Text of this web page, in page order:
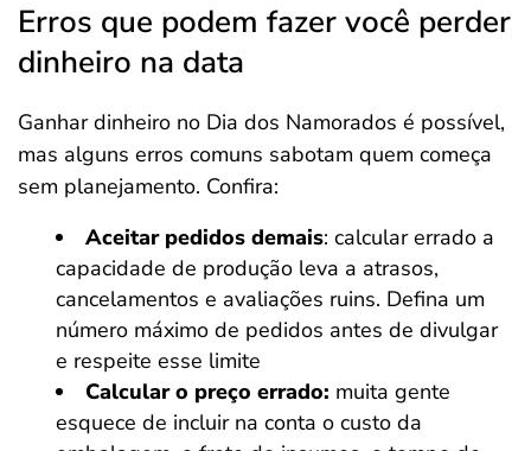
Erros que podem fazer você perder
dinheiro na data
Ganhar dinheiro no Dia dos Namorados é possível,
mas alguns erros comuns sabotam quem começa
sem planejamento. Confira:
Aceitar pedidos demais: calcular errado a
capacidade de produção leva a atrasos,
cancelamentos e avaliações ruins. Defina um
número máximo de pedidos antes de divulgar
e respeite esse limite
Calcular o preço errado: muita gente
esquece de incluir na conta o custo da